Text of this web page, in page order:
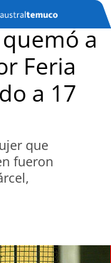
a
Feria
a 17
que
fueron